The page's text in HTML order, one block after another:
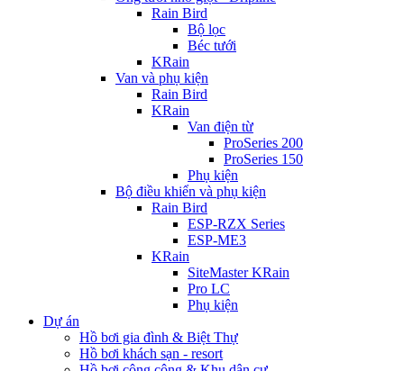
Rain Bird
Bộ lọc
Béc tưới
KRain
Van và phụ kiện
Rain Bird
KRain
Van điện từ
ProSeries 200
ProSeries 150
Phụ kiện
Bộ điều khiển và phụ kiện
Rain Bird
ESP-RZX Series
ESP-ME3
KRain
SiteMaster KRain
Pro LC
Phụ kiện
Dự án
Hồ bơi gia đình & Biệt Thự
Hồ bơi khách sạn - resort